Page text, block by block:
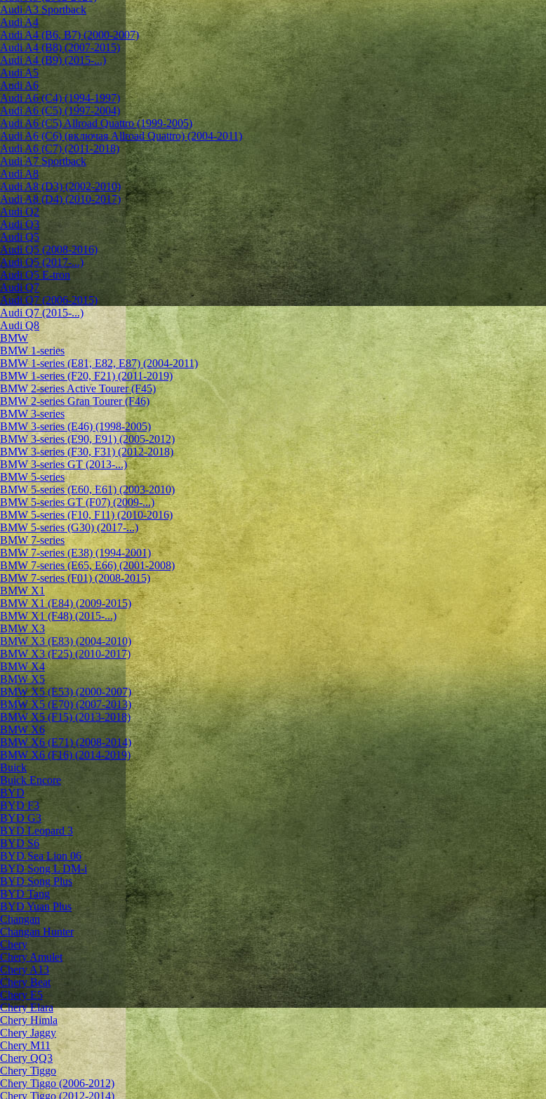
Audi A3 Sportback
Audi A4
Audi A4 (B6, B7) (2000-2007)
Audi A4 (B8) (2007-2015)
Audi A4 (B9) (2015-...)
Audi A5
Audi A6
Audi A6 (C4) (1994-1997)
Audi A6 (C5) (1997-2004)
Audi A6 (C5) Allroad Quattro (1999-2005)
Audi A6 (C6) (включая Allroad Quattro) (2004-2011)
Audi A6 (C7) (2011-2018)
Audi A7 Sportback
Audi A8
Audi A8 (D3) (2002-2010)
Audi A8 (D4) (2010-2017)
Audi Q2
Audi Q3
Audi Q5
Audi Q5 (2008-2016)
Audi Q5 (2017-...)
Audi Q5 E-tron
Audi Q7
Audi Q7 (2006-2015)
Audi Q7 (2015-...)
Audi Q8
BMW
BMW 1-series
BMW 1-series (E81, E82, E87) (2004-2011)
BMW 1-series (F20, F21) (2011-2019)
BMW 2-series Active Tourer (F45)
BMW 2-series Gran Tourer (F46)
BMW 3-series
BMW 3-series (E46) (1998-2005)
BMW 3-series (E90, E91) (2005-2012)
BMW 3-series (F30, F31) (2012-2018)
BMW 3-series GT (2013-...)
BMW 5-series
BMW 5-series (E60, E61) (2003-2010)
BMW 5-series GT (F07) (2009-...)
BMW 5-series (F10, F11) (2010-2016)
BMW 5-series (G30) (2017-...)
BMW 7-series
BMW 7-series (E38) (1994-2001)
BMW 7-series (E65, E66) (2001-2008)
BMW 7-series (F01) (2008-2015)
BMW X1
BMW X1 (E84) (2009-2015)
BMW X1 (F48) (2015-...)
BMW X3
BMW X3 (E83) (2004-2010)
BMW X3 (F25) (2010-2017)
BMW X4
BMW X5
BMW X5 (E53) (2000-2007)
BMW X5 (E70) (2007-2013)
BMW X5 (F15) (2013-2018)
BMW X6
BMW X6 (E71) (2008-2014)
BMW X6 (F16) (2014-2019)
Buick
Buick Encore
BYD
BYD F3
BYD G3
BYD Leopard 3
BYD S6
BYD Sea Lion 06
BYD Song L DM-i
BYD Song Plus
BYD Tang
BYD Yuan Plus
Changan
Changan Hunter
Chery
Chery Amulet
Chery A13
Chery Beat
Chery E5
Chery Elara
Chery Himla
Chery Jaggy
Chery M11
Chery QQ3
Chery Tiggo
Chery Tiggo (2006-2012)
Chery Tiggo (2012-2014)